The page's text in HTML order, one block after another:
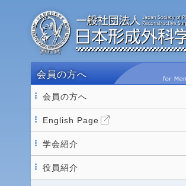
会員の方へ
会員の方へ
English Page
学会紹介
役員紹介